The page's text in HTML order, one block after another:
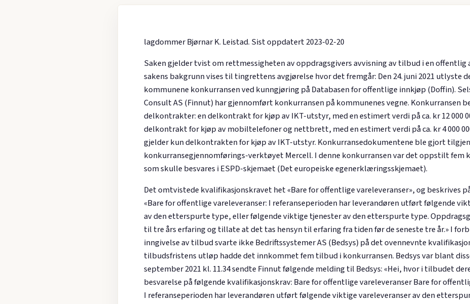
lagdommer Bjørnar K. Leistad. Sist oppdatert 2023-02-20
Saken gjelder tvist om rettmessigheten av oppdragsgivers avvisning av tilbud i en offentlig
sakens bakgrunn vises til tingrettens avgjørelse hvor det fremgår: Den 24. juni 2021 utlyste
kommunene konkurransen ved kunngjøring på Databasen for offentlige innkjøp (Doffin).
Consult AS (Finnut) har gjennomført konkurransen på kommunenes vegne. Konkurransen
delkontrakter: en delkontrakt for kjøp av IKT-utstyr, med en estimert verdi på ca. kr 12 000
delkontrakt for kjøp av mobiltelefoner og nettbrett, med en estimert verdi på ca. kr 4 000
gjelder kun delkontrakten for kjøp av IKT-utstyr. Konkurransedokumentene ble gjort
konkurransegjennomførings-verktøyet Mercell. I denne konkurransen var det oppstilt fem
som skulle besvares i ESPD-skjemaet (Det europeiske egenerklæringsskjemaet).
Det omtvistede kvalifikasjonskravet het «Bare for offentlige vareleveranser», og beskrives
«Bare for offentlige vareleveranser: I referanseperioden har leverandøren utført følgende
av den etterspurte type, eller følgende viktige tjenester av den etterspurte type.
til tre års erfaring og tillate at det tas hensyn til erfaring fra tiden før de seneste tre år.» I
inngivelse av tilbud svarte ikke Bedriftssystemer AS (Bedsys) på det ovennevnte
tilbudsfristens utløp hadde det innkommet fem tilbud i konkurransen. Bedsys var blant
september 2021 kl. 11.34 sendte Finnut følgende melding til Bedsys: «Hei, hvor i tilbudet
besvarelse på følgende kvalifikasjonskrav: Bare for offentlige vareleveranser Bare for
I referanseperioden har leverandøren utført følgende viktige vareleveranser av den